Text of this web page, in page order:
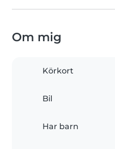
Om mig
Körkort
Bil
Har barn